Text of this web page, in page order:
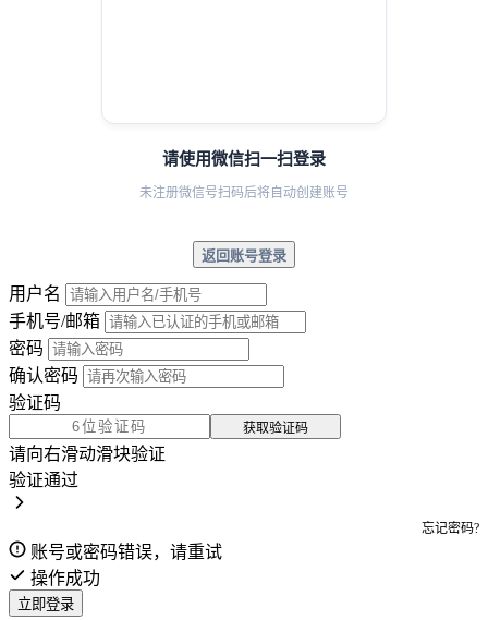
请使用微信扫一扫登录
未注册微信号扫码后将自动创建账号
返回账号登录
用户名
手机号/邮箱
密码
确认密码
验证码
获取验证码
请向右滑动滑块验证
验证通过
忘记密码?
账号或密码错误，请重试
操作成功
立即登录